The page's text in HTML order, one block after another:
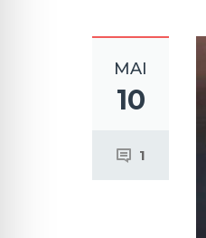
MAI
10
1